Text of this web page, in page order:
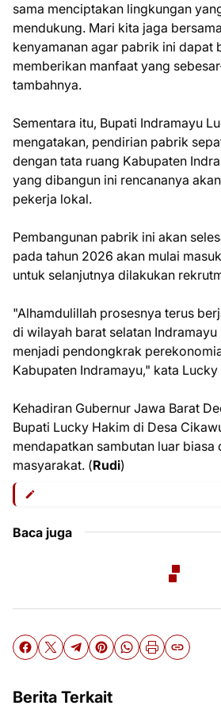
sama menciptakan lingkungan
mendukung. Mari kita jaga
kenyamanan agar pabrik ini dapat
memberikan manfaat yang
tambahnya.
Sementara itu, Bupati Indramayu
mengatakan, pendirian pabrik
dengan tata ruang Kabupaten
yang dibangun ini rencananya
pekerja lokal.
Pembangunan pabrik ini akan
pada tahun 2026 akan mulai
untuk selanjutnya dilakukan
"Alhamdulillah prosesnya terus
di wilayah barat selatan
menjadi pendongkrak
Kabupaten Indramayu," kata
Kehadiran Gubernur Jawa Barat
Bupati Lucky Hakim di Desa
mendapatkan sambutan luar biasa
masyarakat. (Rudi)
Baca juga
Berita Terkait